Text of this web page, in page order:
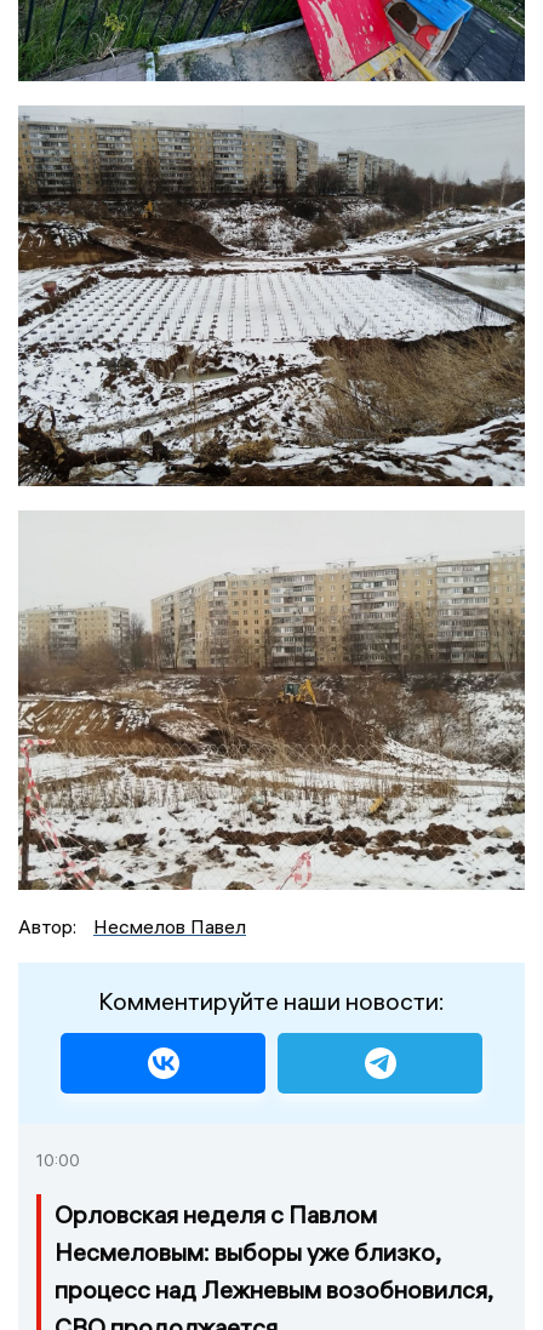
Автор: Несмелов Павел
Комментируйте наши новости:
10:00
Орловская неделя с Павлом
Несмеловым: выборы уже близко,
процесс над Лежневым возобновился,